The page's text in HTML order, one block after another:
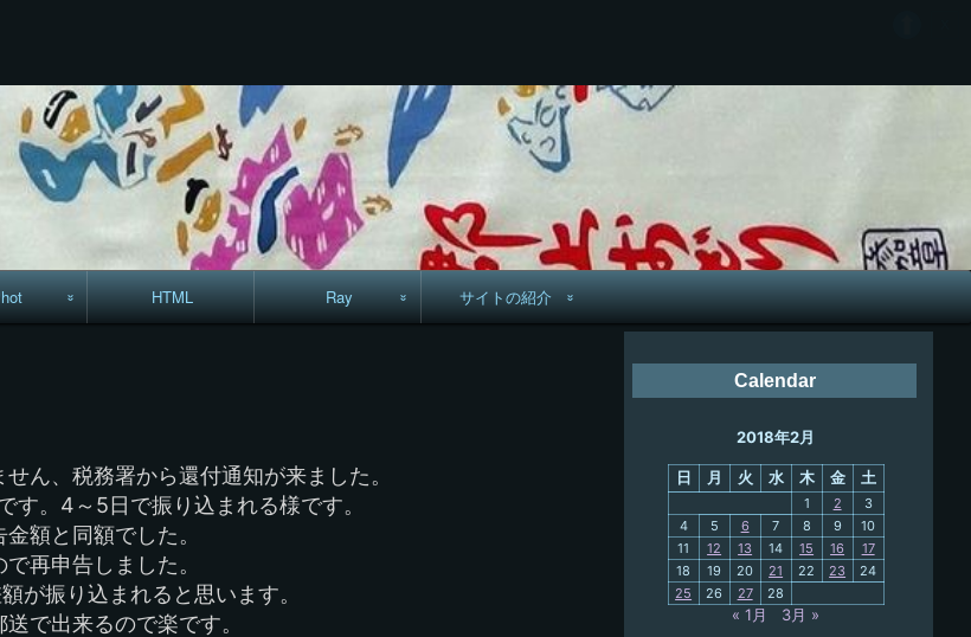
ン
ツ
へ
ス
キ
ッ
プ
の旅
HTML Ray サイトの紹介
ん、税務署から還付通知が来ました。
。4～5日で振り込まれる様です。
額と同額でした。
再申告しました。
が振り込まれると思います。
で出来るので楽です。
Calendar
2018年2月
日 月 火 水 木 金 土
1 2
3
4
5 6 7 8 9
10
11
12 13 14 15 16
17
18
19 20 21 22 23
24
25
26 27 28
« 1月 3月 »